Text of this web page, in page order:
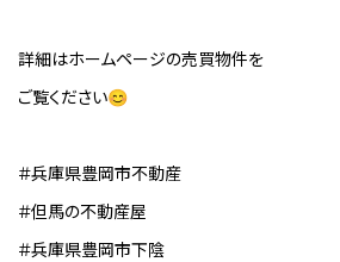
詳細はホームページの売買物件を
ご覧ください😊
＃兵庫県豊岡市不動産
＃但馬の不動産屋
＃兵庫県豊岡市下陰